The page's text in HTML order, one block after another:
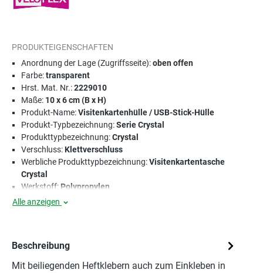
PRODUKTEIGENSCHAFTEN
Anordnung der Lage (Zugriffsseite):oben offen
Farbe:transparent
Hrst. Mat. Nr.:2229010
Maße: 10 x 6 cm (B x H)
Produkt-Name:Visitenkartenhülle / USB-Stick-Hülle
Produkt-Typbezeichnung:Serie Crystal
Produkttypbezeichnung:Crystal
Verschluss:Klettverschluss
Werbliche Produkttypbezeichnung:Visitenkartentasche
Crystal
Werkstoff: Polypropylen
Alle anzeigen
Beschreibung
Mit beiliegenden Heftklebern auch zum Einkleben in